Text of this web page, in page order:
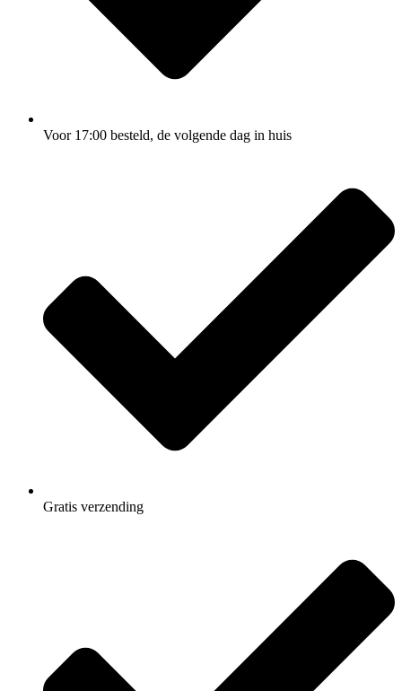
Voor 17:00 besteld, de volgende dag in huis
Gratis verzending